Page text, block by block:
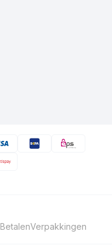
BetalenVerpakkingen